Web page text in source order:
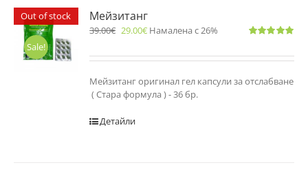
Out of stock
Sale!
Мейзитанг
39.00€ 29.00€ Намалена с 26%
Мейзитанг оригинал гел капсули за отслабване
( Стара формула ) - 36 бр.
Детайли